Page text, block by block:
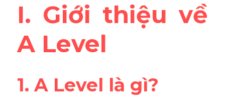
Giải đề THPT
Report đề thi thật IELTS GENERAL
Đề thi thật Task 1
Adv
I. Giới thiệu về
A Level
1. A Level là gì?